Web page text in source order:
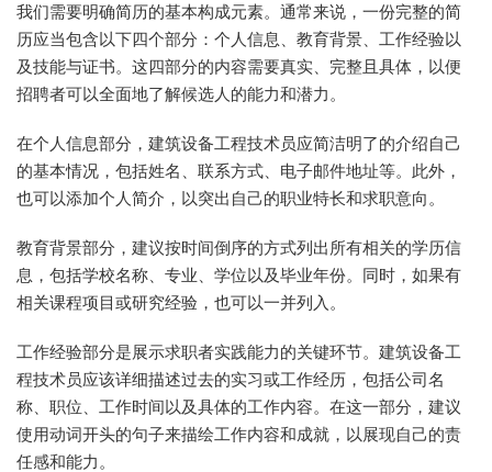
我们需要明确简历的基本构成元素。通常来说，一份完整的简
历应当包含以下四个部分：个人信息、教育背景、工作经验以
及技能与证书。这四部分的内容需要真实、完整且具体，以便
招聘者可以全面地了解候选人的能力和潜力。
在个人信息部分，建筑设备工程技术员应简洁明了的介绍自己
的基本情况，包括姓名、联系方式、电子邮件地址等。此外，
也可以添加个人简介，以突出自己的职业特长和求职意向。
教育背景部分，建议按时间倒序的方式列出所有相关的学历信
息，包括学校名称、专业、学位以及毕业年份。同时，如果有
相关课程项目或研究经验，也可以一并列入。
工作经验部分是展示求职者实践能力的关键环节。建筑设备工
程技术员应该详细描述过去的实习或工作经历，包括公司名
称、职位、工作时间以及具体的工作内容。在这一部分，建议
使用动词开头的句子来描绘工作内容和成就，以展现自己的责
任感和能力。